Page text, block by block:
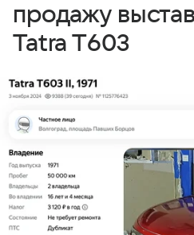
продажу
Tatra T603